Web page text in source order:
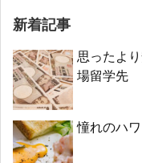
新着記事
思ったよ
場留学先
憧れのハ